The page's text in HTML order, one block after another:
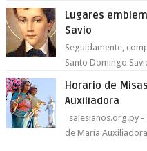
Lugares
Savio
Seguidamente,
Santo Domingo
Horario de
Auxiliadora
salesianos.org.py -
de María